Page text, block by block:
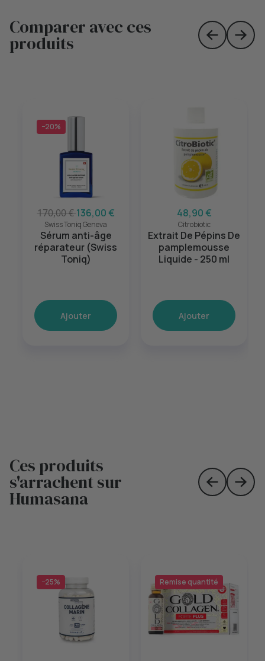
Comparer avec ces
produits Skip toSkip
−20%
170,00 €136,00 €
Swiss Toniq Geneva
Sérum anti-âge
réparateur (Swiss
Toniq)
Ajouter
48,90 €
Citrobiotic
Extrait De Pépins De
pamplemousse
Liquide - 250 ml
Ajouter
Ces produits
s'arrachent sur
Humasana Skip toSkip
−25% Remise quantité